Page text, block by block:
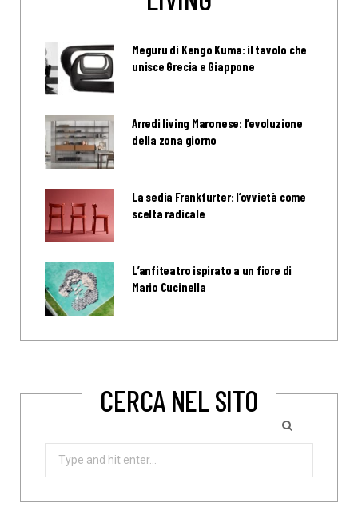
Meguru di Kengo Kuma: il tavolo che
unisce Grecia e Giappone
Arredi living Maronese: l’evoluzione
della zona giorno
La sedia Frankfurter: l’ovvietà come
scelta radicale
L’anfiteatro ispirato a un fiore di
Mario Cucinella
CERCA NEL SITO
Search